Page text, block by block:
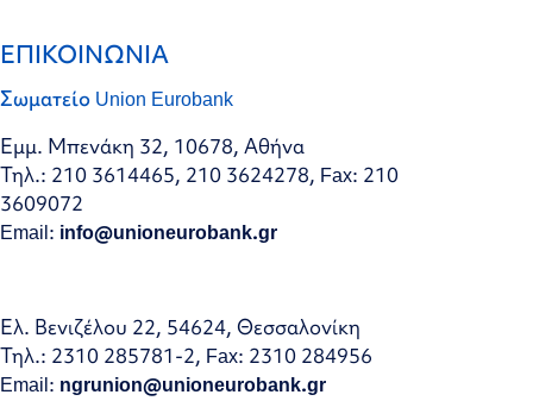
ΕΠΙΚΟΙΝΩΝΙΑ
Σωματείο Union Eurobank
Εμμ. Μπενάκη 32, 10678, Αθήνα
Τηλ.: 210 3614465, 210 3624278, Fax: 210
3609072
Email: info@unioneurobank.gr
Ελ. Βενιζέλου 22, 54624, Θεσσαλονίκη
Τηλ.: 2310 285781-2, Fax: 2310 284956
Email: ngrunion@unioneurobank.gr